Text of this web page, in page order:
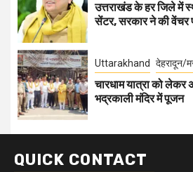
उत्तराखंड के हर जिले में
सेंटर, सरकार ने की वेंचर
Uttarakhand देहरादून/
चारधाम यात्रा को लेकर
भद्रकाली मंदिर में पूजन
QUICK CONTACT